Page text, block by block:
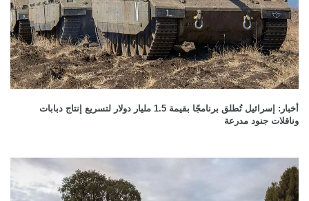
أخبار: إسرائيل تُطلق برنامجًا بقيمة 1.5 مليار دولار لتسريع إنتاج دبابات
وناقلات جنود مدرعة